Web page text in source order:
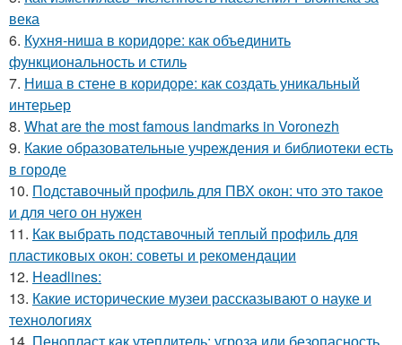
века
6. Кухня-ниша в коридоре: как объединить
функциональность и стиль
7. Ниша в стене в коридоре: как создать уникальный
интерьер
8. What are the most famous landmarks in Voronezh
9. Какие образовательные учреждения и библиотеки есть
в городе
10. Подставочный профиль для ПВХ окон: что это такое
и для чего он нужен
11. Как выбрать подставочный теплый профиль для
пластиковых окон: советы и рекомендации
12. Headlines:
13. Какие исторические музеи рассказывают о науке и
технологиях